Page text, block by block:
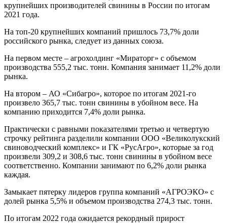
крупнейших производителей свинины в России по итогам
2021 года.
На топ-20 крупнейших компаний пришлось 73,7% доли
российского рынка, следует из данных союза.
На первом месте – агрохолдинг «Мираторг» с объемом
производства 555,2 тыс. тонн. Компания занимает 11,2% доли
рынка.
На втором – АО «Сибагро», которое по итогам 2021-го
произвело 365,7 тыс. тонн свинины в убойном весе. На
компанию приходится 7,4% доли рынка.
Практически с равными показателями третью и четвертую
строчку рейтинга разделили компании ООО «Великолукский
свиноводческий комплекс» и ГК «РусАгро», которые за год
произвели 309,2 и 308,6 тыс. тонн свинины в убойном весе
соответственно. Компании занимают по 6,2% доли рынка
каждая.
Замыкает пятерку лидеров группа компаний «АГРОЭКО» с
долей рынка 5,5% и объемом производства 274,3 тыс. тонн.
По итогам 2022 года ожидается рекордный прирост